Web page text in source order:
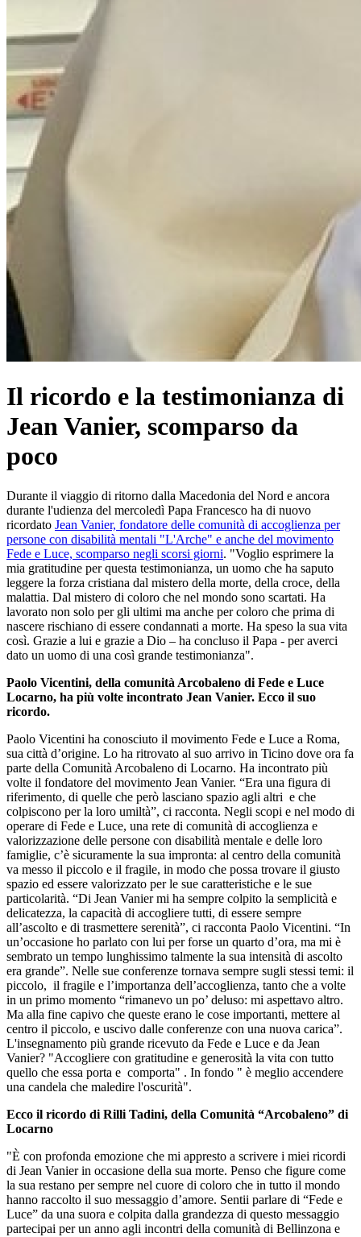
Il ricordo e la testimonianza di
Jean Vanier, scomparso da
poco
Durante il viaggio di ritorno dalla Macedonia del Nord e ancora
durante l'udienza del mercoledì Papa Francesco ha di nuovo
ricordato Jean Vanier, fondatore delle comunità di accoglienza per
persone con disabilità mentali "L'Arche" e anche del movimento
Fede e Luce, scomparso negli scorsi giorni. "Voglio esprimere la
mia gratitudine per questa testimonianza, un uomo che ha saputo
leggere la forza cristiana dal mistero della morte, della croce, della
malattia. Dal mistero di coloro che nel mondo sono scartati. Ha
lavorato non solo per gli ultimi ma anche per coloro che prima di
nascere rischiano di essere condannati a morte. Ha speso la sua vita
così. Grazie a lui e grazie a Dio – ha concluso il Papa - per averci
dato un uomo di una così grande testimonianza".
Paolo Vicentini, della comunità Arcobaleno di Fede e Luce
Locarno, ha più volte incontrato Jean Vanier. Ecco il suo
ricordo.
Paolo Vicentini ha conosciuto il movimento Fede e Luce a Roma,
sua città d’origine. Lo ha ritrovato al suo arrivo in Ticino dove ora fa
parte della Comunità Arcobaleno di Locarno. Ha incontrato più
volte il fondatore del movimento Jean Vanier. “Era una figura di
riferimento, di quelle che però lasciano spazio agli altri e che
colpiscono per la loro umiltà”, ci racconta. Negli scopi e nel modo di
operare di Fede e Luce, una rete di comunità di accoglienza e
valorizzazione delle persone con disabilità mentale e delle loro
famiglie, c’è sicuramente la sua impronta: al centro della comunità
va messo il piccolo e il fragile, in modo che possa trovare il giusto
spazio ed essere valorizzato per le sue caratteristiche e le sue
particolarità. “Di Jean Vanier mi ha sempre colpito la semplicità e
delicatezza, la capacità di accogliere tutti, di essere sempre
all’ascolto e di trasmettere serenità”, ci racconta Paolo Vicentini. “In
un’occasione ho parlato con lui per forse un quarto d’ora, ma mi è
sembrato un tempo lunghissimo talmente la sua intensità di ascolto
era grande”. Nelle sue conferenze tornava sempre sugli stessi temi: il
piccolo, il fragile e l’importanza dell’accoglienza, tanto che a volte
in un primo momento “rimanevo un po’ deluso: mi aspettavo altro.
Ma alla fine capivo che queste erano le cose importanti, mettere al
centro il piccolo, e uscivo dalle conferenze con una nuova carica”.
L'insegnamento più grande ricevuto da Fede e Luce e da Jean
Vanier? "Accogliere con gratitudine e generosità la vita con tutto
quello che essa porta e comporta" . In fondo " è meglio accendere
una candela che maledire l'oscurità".
Ecco il ricordo di Rilli Tadini, della Comunità “Arcobaleno” di
Locarno
"È con profonda emozione che mi appresto a scrivere i miei ricordi
di Jean Vanier in occasione della sua morte. Penso che figure come
la sua restano per sempre nel cuore di coloro che in tutto il mondo
hanno raccolto il suo messaggio d’amore. Sentii parlare di “Fede e
Luce” da una suora e colpita dalla grandezza di questo messaggio
partecipai per un anno agli incontri della comunità di Bellinzona e